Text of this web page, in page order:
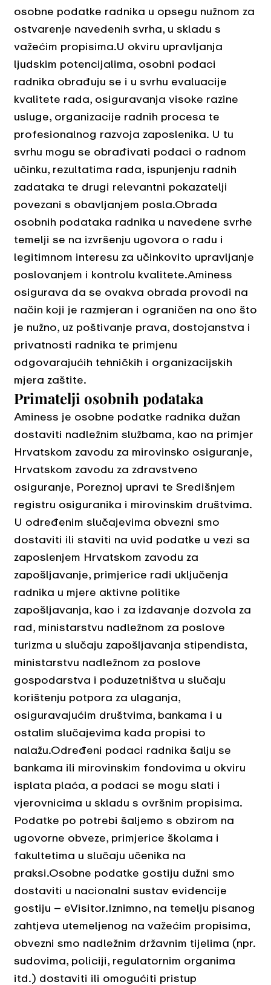
osobne podatke radnika u opsegu nužnom za
ostvarenje navedenih svrha, u skladu s
važećim propisima.U okviru upravljanja
ljudskim potencijalima, osobni podaci
radnika obrađuju se i u svrhu evaluacije
kvalitete rada, osiguravanja visoke razine
usluge, organizacije radnih procesa te
profesionalnog razvoja zaposlenika. U tu
svrhu mogu se obrađivati podaci o radnom
učinku, rezultatima rada, ispunjenju radnih
zadataka te drugi relevantni pokazatelji
povezani s obavljanjem posla.Obrada
osobnih podataka radnika u navedene svrhe
temelji se na izvršenju ugovora o radu i
legitimnom interesu za učinkovito upravljanje
poslovanjem i kontrolu kvalitete.Aminess
osigurava da se ovakva obrada provodi na
način koji je razmjeran i ograničen na ono što
je nužno, uz poštivanje prava, dostojanstva i
privatnosti radnika te primjenu
odgovarajućih tehničkih i organizacijskih
mjera zaštite.
Primatelji osobnih podataka
Aminess je osobne podatke radnika dužan
dostaviti nadležnim službama, kao na primjer
Hrvatskom zavodu za mirovinsko osiguranje,
Hrvatskom zavodu za zdravstveno
osiguranje, Poreznoj upravi te Središnjem
registru osiguranika i mirovinskim društvima.
U određenim slučajevima obvezni smo
dostaviti ili staviti na uvid podatke u vezi sa
zaposlenjem Hrvatskom zavodu za
zapošljavanje, primjerice radi uključenja
radnika u mjere aktivne politike
zapošljavanja, kao i za izdavanje dozvola za
rad, ministarstvu nadležnom za poslove
turizma u slučaju zapošljavanja stipendista,
ministarstvu nadležnom za poslove
gospodarstva i poduzetništva u slučaju
korištenju potpora za ulaganja,
osiguravajućim društvima, bankama i u
ostalim slučajevima kada propisi to
nalažu.Određeni podaci radnika šalju se
bankama ili mirovinskim fondovima u okviru
isplata plaća, a podaci se mogu slati i
vjerovnicima u skladu s ovršnim propisima.
Podatke po potrebi šaljemo s obzirom na
ugovorne obveze, primjerice školama i
fakultetima u slučaju učenika na
praksi.Osobne podatke gostiju dužni smo
dostaviti u nacionalni sustav evidencije
gostiju – eVisitor.Iznimno, na temelju pisanog
zahtjeva utemeljenog na važećim propisima,
obvezni smo nadležnim državnim tijelima (npr.
sudovima, policiji, regulatornim organima
itd.) dostaviti ili omogućiti pristup